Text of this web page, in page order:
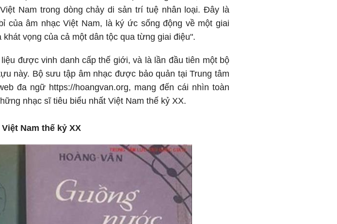
Nam trong dòng chảy di sản trí tuệ nhân loại. Đây là
của âm nhạc Việt Nam, là ký ức sống động về một giai
vọng của cả một dân tộc qua từng giai điệu".
được vinh danh cấp thế giới, và là lần đầu tiên một bộ
này. Bộ sưu tập âm nhạc được bảo quản tại Trung tâm
đa ngữ https://hoangvan.org, mang đến cái nhìn toàn
nhạc sĩ tiêu biểu nhất Việt Nam thế kỷ XX.
Nam thế kỷ XX